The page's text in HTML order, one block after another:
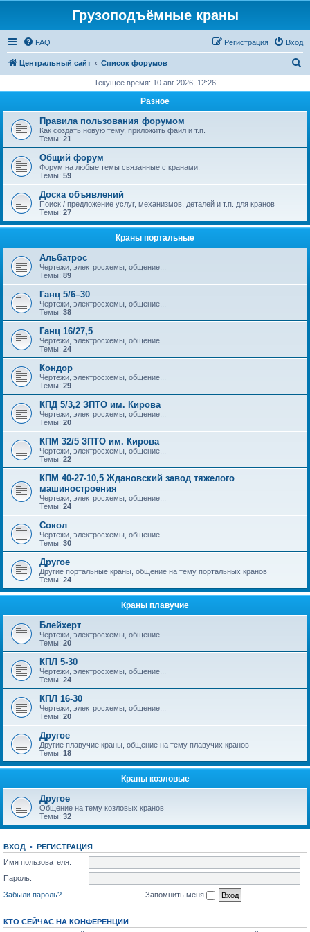
Грузоподъёмные краны
FAQ Вход
Регистрация
Центральный сайт Список форумов
с
Текущее время: 10 авг 2026, 12:26
Разное
Правила пользования форумом
Как создать новую тему, приложить файл и т.п.
Темы: 21
Общий форум
Форум на любые темы связанные с кранами.
Темы: 59
Доска объявлений
Поиск / предложение услуг, механизмов, деталей и т.п. для кранов
Темы: 27
Краны портальные
Альбатрос
Чертежи, электросхемы, общение...
Темы: 89
Ганц 5/6–30
Чертежи, электросхемы, общение...
Темы: 38
Ганц 16/27,5
Чертежи, электросхемы, общение...
Темы: 24
Кондор
Чертежи, электросхемы, общение...
Темы: 29
КПД 5/3,2 ЗПТО им. Кирова
Чертежи, электросхемы, общение...
Темы: 20
КПМ 32/5 ЗПТО им. Кирова
Чертежи, электросхемы, общение...
Темы: 22
КПМ 40-27-10,5 Ждановский завод тяжелого
машиностроения
Чертежи, электросхемы, общение...
Темы: 24
Сокол
Чертежи, электросхемы, общение...
Темы: 30
Другое
Другие портальные краны, общение на тему портальных кранов
Темы: 24
Краны плавучие
Блейхерт
Чертежи, электросхемы, общение...
Темы: 20
КПЛ 5-30
Чертежи, электросхемы, общение...
Темы: 24
КПЛ 16-30
Чертежи, электросхемы, общение...
Темы: 20
Другое
Другие плавучие краны, общение на тему плавучих кранов
Темы: 18
Краны козловые
Другое
Общение на тему козловых кранов
Темы: 32
ВХОД • РЕГИСТРАЦИЯ
Имя пользователя:
Пароль:
Забыли пароль?
Запомнить меня
КТО СЕЙЧАС НА КОНФЕРЕНЦИИ